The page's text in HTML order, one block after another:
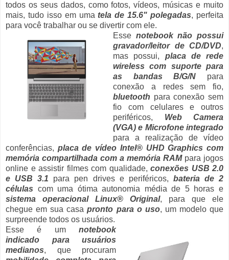
todos os seus dados, como fotos, vídeos, músicas e muito
mais, tudo isso em umatela de 15.6" polegadas, perfeita
para você trabalhar ou se divertir com ele.
Esse notebook não possui
gravador/leitor de CD/DVD,
mas possui, placa de rede
wireless com suporte para
as bandas B/G/N para
conexão a redes sem fio,
bluetooth para conexão sem
fio com celulares e outros
periféricos, Web Camera
(VGA) e Microfone integrado
para a realização de vídeo
conferências, placa de vídeo Intel® UHD Graphics com
memória compartilhada com a memória RAMpara jogos
online e assistir filmes com qualidade, conexões USB 2.0
e USB 3.1 para pen drives e periféricos, bateria de 2
células com uma ótima autonomia média de 5 horas e
sistema operacional Linux® Original, para que ele
chegue em sua casapronto para o uso, um modelo que
surpreende todos os usuários.
Esse é um notebook
indicado para usuários
medianos, que procuram